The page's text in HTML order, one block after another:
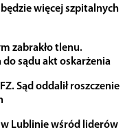
więcej szpitalnych
zabrakło tlenu.
sądu akt oskarżenia
Sąd oddalił roszczenie
Lublinie wśród liderów